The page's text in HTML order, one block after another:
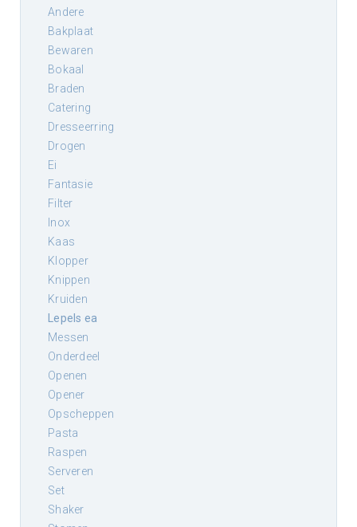
andere
bakplaat
bewaren
bokaal
braden
catering
dresseerring
drogen
ei
fantasie
filter
inox
kaas
klopper
knippen
kruiden
lepels ea
messen
onderdeel
openen
opener
opscheppen
pasta
raspen
serveren
set
shaker